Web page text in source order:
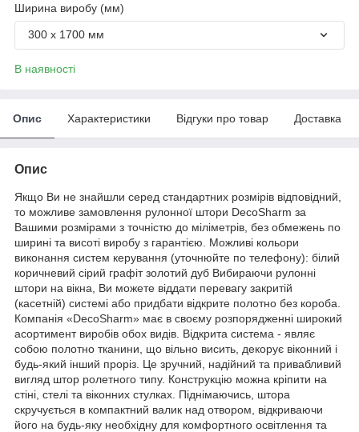
Ширина виробу (мм)
300 х 1700 мм
В наявності
Опис Характеристики Відгуки про товар Доставка
Опис
Якщо Ви не знайшли серед стандартних розмірів відповідний,
то можливе замовлення рулонної штори DecoSharm за
Вашими розмірами з точністю до міліметрів, без обмежень по
ширині та висоті виробу з гарантією. Можливі кольори
виконання систем керування (уточнюйте по телефону): білий
коричневий сірий графіт золотий дуб Вибираючи рулонні
штори на вікна, Ви можете віддати перевагу закритій
(касетній) системі або придбати відкрите полотно без короба.
Компанія «DecoSharm» має в своєму розпорядженні широкий
асортимент виробів обох видів. Відкрита система - являє
собою полотно тканини, що вільно висить, декорує віконний і
будь-який інший проріз. Це зручний, надійний та привабливий
вигляд штор ролетного типу. Конструкцію можна кріпити на
стіні, стелі та віконних стулках. Піднімаючись, штора
скручується в компактний валик над отвором, відкриваючи
його на будь-яку необхідну для комфортного освітлення та